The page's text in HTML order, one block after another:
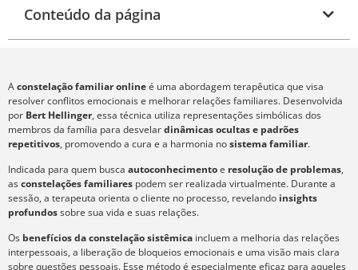
Conteúdo da página
Aconstelação familiar onlineé uma abordagem terapêutica que visa
resolver conflitos emocionais e melhorar relações familiares. Desenvolvida
por Bert Hellinger, essa técnica utiliza representações simbólicas dos
membros da família para desvelardinâmicas ocultas e padrões
repetitivos, promovendo a cura e a harmonia nosistema familiar.
Indicada para quem busca autoconhecimentoe resolução de problemas,
asconstelações familiares podem ser realizada virtualmente. Durante a
sessão, a terapeuta orienta o cliente no processo, revelando insights
profundossobre sua vida e suas relações.
Os benefícios da constelação sistêmica incluem a melhoria das relações
interpessoais, a liberação de bloqueios emocionais e uma visão mais clara
sobre questões pessoais. Esse método é especialmente eficaz para aqueles